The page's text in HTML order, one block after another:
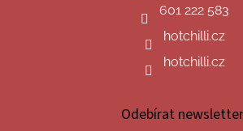
601 222 583
hotchilli.cz
hotchilli.cz
Odebírat newsletter